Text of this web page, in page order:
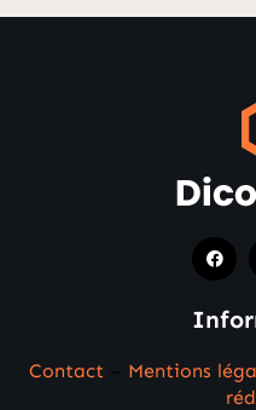
Contact Mentions